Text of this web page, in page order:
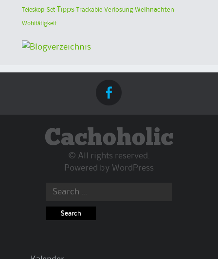
Teleskop-Set Tipps Trackable Verlosung Weihnachten
Wohltätigkeit
Cachoholic
© All rights reserved.
Powered by WordPress
Search